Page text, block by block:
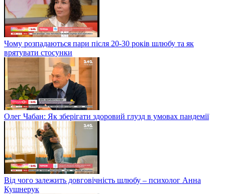
Чому розпадаються пари після 20-30 років шлюбу та як
врятувати стосунки
Олег Чабан: Як зберігати здоровий глузд в умовах пандемії
Від чого залежить довговічність шлюбу – психолог Анна
Кушнерук